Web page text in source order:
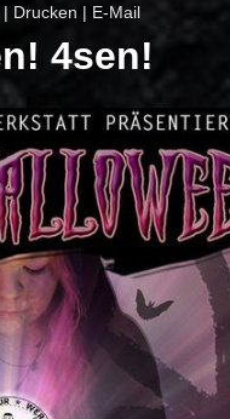
| Drucken | E-Mail
4sen!